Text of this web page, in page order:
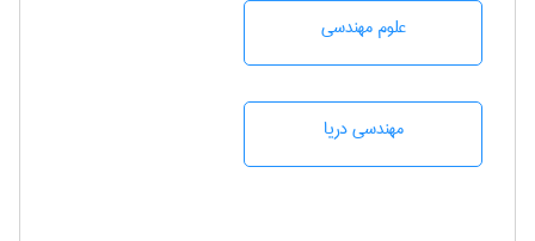
علوم مهندسی
مهندسی دریا